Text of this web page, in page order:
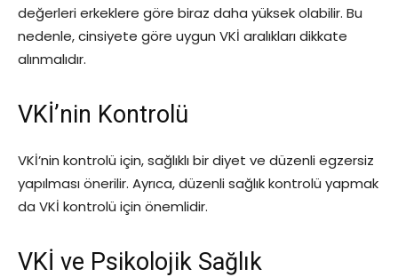
değerleri erkeklere göre biraz daha yüksek olabilir. Bu
nedenle, cinsiyete göre uygun VKİ aralıkları dikkate
alınmalıdır.
VKİ’nin Kontrolü
VKİ’nin kontrolü için, sağlıklı bir diyet ve düzenli egzersiz
yapılması önerilir. Ayrıca, düzenli sağlık kontrolü yapmak
da VKİ kontrolü için önemlidir.
VKİ ve Psikolojik Sağlık